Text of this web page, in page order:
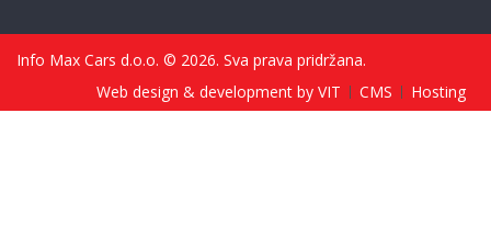
Info Max Cars d.o.o. © 2026. Sva prava pridržana.
Web design & development by VIT
CMS Hosting